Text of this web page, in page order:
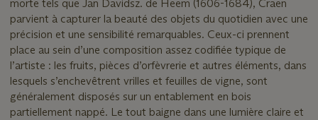
morte tels que Jan Davidsz. de Heem (1606-1684), Craen
parvient à capturer la beauté des objets du quotidien avec une
précision et une sensibilité remarquables. Ceux-ci prennent
place au sein d’une composition assez codifiée typique de
l’artiste : les fruits, pièces d’orfèvrerie et autres éléments, dans
lesquels s’enchevêtrent vrilles et feuilles de vigne, sont
généralement disposés sur un entablement en bois
partiellement nappé. Le tout baigne dans une lumière claire et